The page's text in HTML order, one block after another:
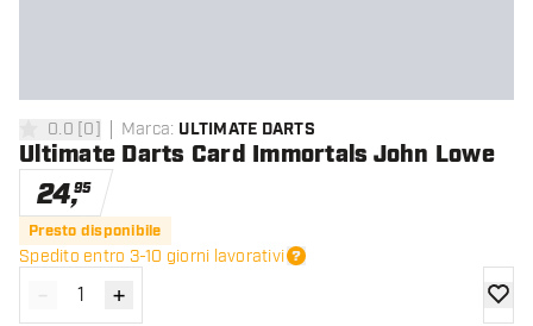
0 stelle di valutazione
0.0 [0] Marca: ULTIMATE DARTS
Ultimate Darts Card Immortals John Lowe
24,95
Presto disponibile
Spedito entro 3-10 giorni lavorativi
Diminuisci quantità
- Aumenta quantità
+